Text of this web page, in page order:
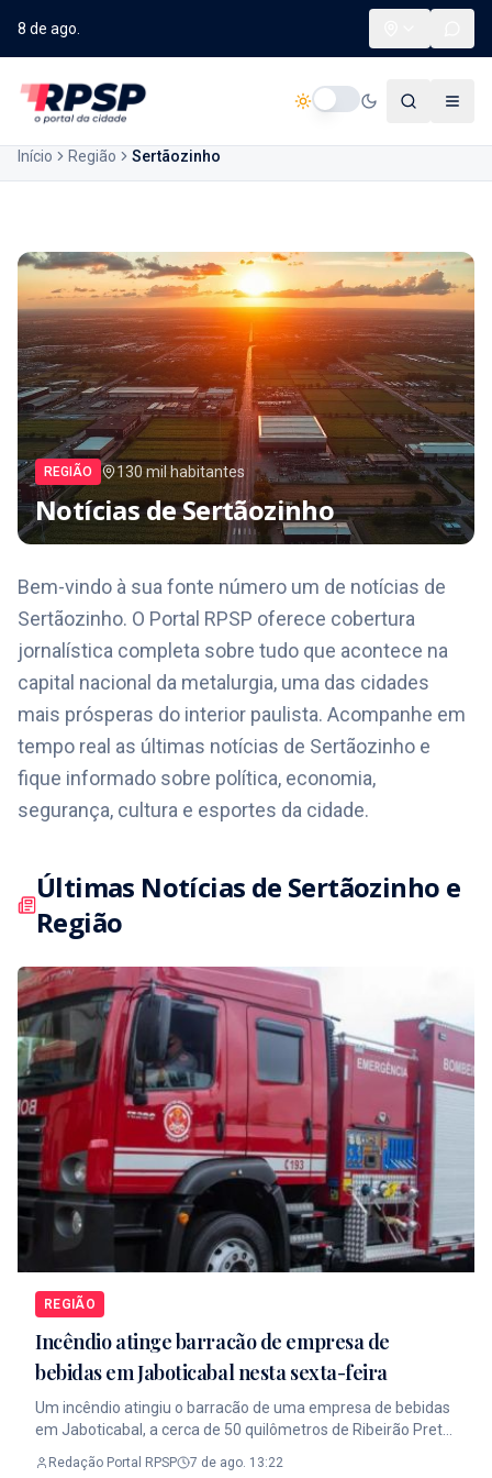
8 de ago.
Início Região Sertãozinho
REGIÃO 130 mil habitantes
Notícias deSertãozinho
Bem-vindo à sua fonte número um de notícias de
Sertãozinho. O Portal RPSP oferece cobertura
jornalística completa sobre tudo que acontece na
capital nacional da metalurgia, uma das cidades
mais prósperas do interior paulista. Acompanhe em
tempo real as últimas notícias de Sertãozinho e
fique informado sobre política, economia,
segurança, cultura e esportes da cidade.
Últimas Notícias de Sertãozinho e
Região
REGIÃO
Incêndio atinge barracão de empresa de
bebidas em Jaboticabal nesta sexta-feira
Um incêndio atingiu o barracão de uma empresa de bebidas
em Jaboticabal, a cerca de 50 quilômetros de Ribeirão Preto,
fogo ocorreu nas instalações da Refrigerantes Jaboti,
Redação Portal RPSP 7 de ago. 13:22